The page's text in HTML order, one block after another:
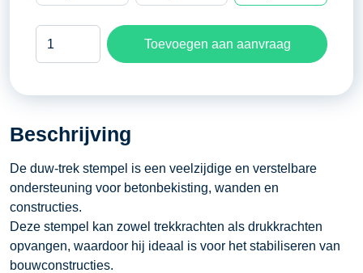
BM530
Toevoegen aan aanvraag
Beschrijving
De duw-trek stempel is een veelzijdige en verstelbare
ondersteuning voor betonbekisting, wanden en
constructies.
Deze stempel kan zowel trekkrachten als drukkrachten
opvangen, waardoor hij ideaal is voor het stabiliseren van
bouwconstructies.